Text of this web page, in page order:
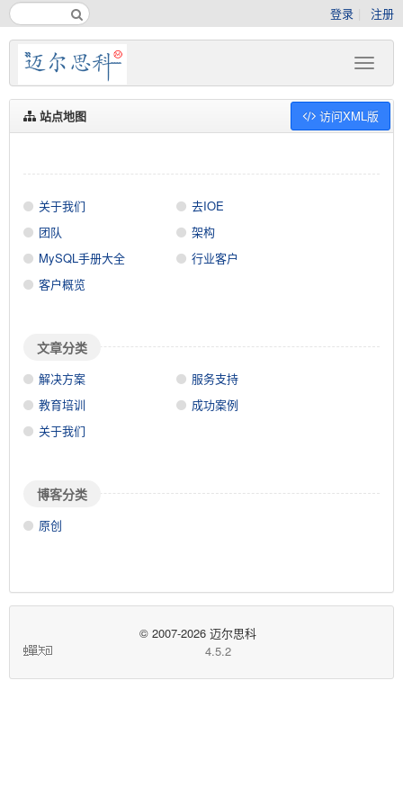
登录 注册
站点地图 访问XML版
关于我们
去IOE
团队
架构
MySQL手册大全
行业客户
客户概览
文章分类
解决方案
服务支持
教育培训
成功案例
关于我们
博客分类
原创
© 2007-2026 迈尔思科
4.5.2